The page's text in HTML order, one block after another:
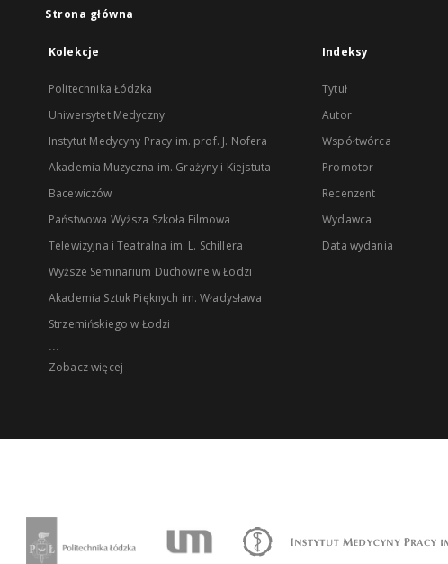
Strona główna
Kolekcje
Politechnika Łódzka
Uniwersytet Medyczny
Instytut Medycyny Pracy im. prof. J. Nofera
Akademia Muzyczna im. Grażyny i Kiejstuta
Bacewiczów
Państwowa Wyższa Szkoła Filmowa
Telewizyjna i Teatralna im. L. Schillera
Wyższe Seminarium Duchowne w Łodzi
Akademia Sztuk Pięknych im. Władysława
Strzemińskiego w Łodzi
...
Zobacz więcej
Indeksy
Tytuł
Autor
Współtwórca
Promotor
Recenzent
Wydawca
Data wydania